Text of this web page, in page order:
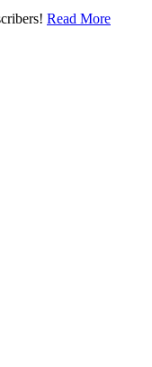
Read More